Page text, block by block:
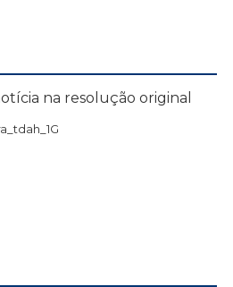
na resolução original